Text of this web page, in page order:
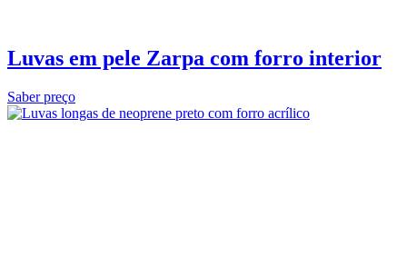
Luvas em pele Zarpa com forro interior
Saber preço